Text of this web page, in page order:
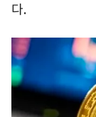
다.